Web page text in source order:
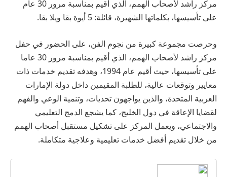
مركز راشد لأصحاب الهمم، الذي أقيم بمناسبة مرور 30 عام
على تأسيسها، بكلماتها الشهيرة، قائلة: 5 أيوة بقا ويلا بقا.
وحرصت مجموعة كبيرة من نجوم الفن، على الحضور في حفل
مركز راشد لأصحاب الهمم، الذي أقيم بمناسبة مرور 30 عاما
على تأسيسها، حيث أقيم عام 1994، وهدفه تقديم خدمات ذات
معايير وتوقعات عالية، للطلبة المقيمين داخل دولة الإمارات
العربية المتحدة، والذين يواجهون تحديات، وتنمية الوعي والفهم
لقضايا الإعاقة في دول الخليج، كما يشجع الدمج التعليمي
والاجتماعي، ويعمل المركز على تشكيل مستقبل أصحاب الهمم
من خلال تقديم أفضل خدمات تعليمية وعلاجية متكاملة.